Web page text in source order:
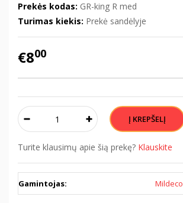
Prekės kodas: GR-king R med
Turimas kiekis: Prekė sandėlyje
€800
Turite klausimų apie šią prekę? Klauskite
Gamintojas: Mildeco